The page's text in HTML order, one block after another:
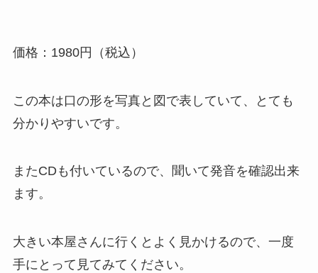
価格：1980円（税込）
この本は口の形を写真と図で表していて、とても
分かりやすいです。
またCDも付いているので、聞いて発音を確認出来
ます。
大きい本屋さんに行くとよく見かけるので、一度
手にとって見てみてください。